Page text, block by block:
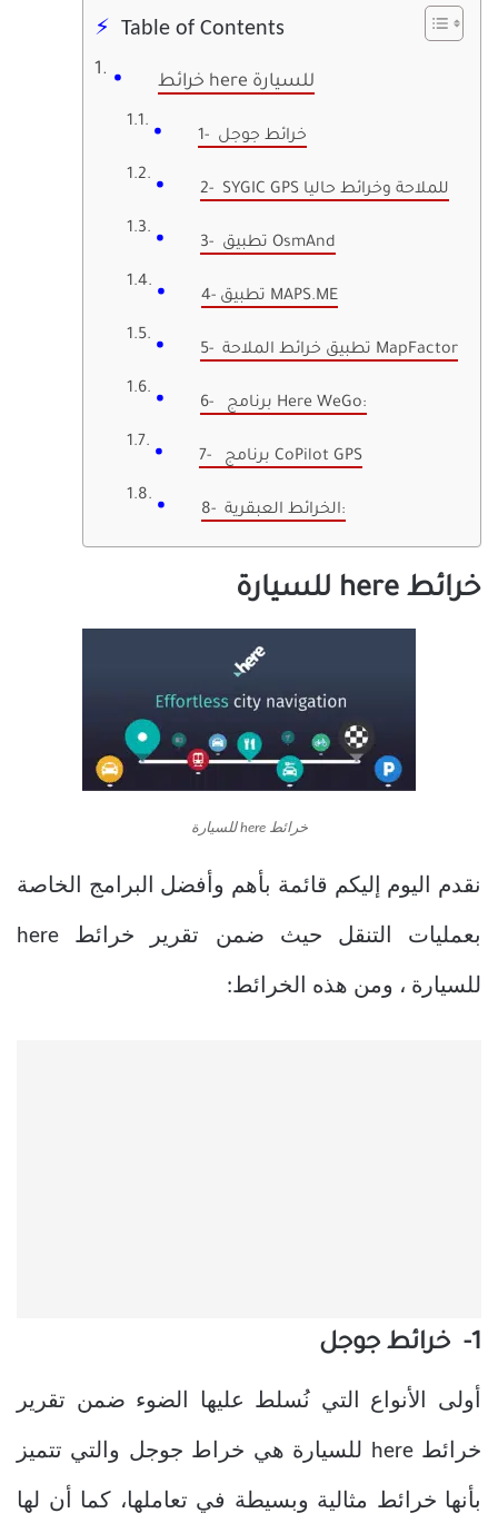
Table of Contents
خرائط here للسيارة
1- خرائط جوجل
2- SYGIC GPS للملاحة وخرائط حاليا
3- تطبيق OsmAnd
4- تطبيق MAPS.ME
5- تطبيق خرائط الملاحة MapFactor
6- برنامج Here WeGo:
7- برنامج CoPilot GPS
8- الخرائط العبقرية:
خرائط here للسيارة
خرائط here للسيارة
نقدم اليوم إليكم قائمة بأهم وأفضل البرامج الخاصة
بعمليات التنقل حيث ضمن تقرير خرائط here
للسيارة ، ومن هذه الخرائط:
1- خرائط جوجل
أولى الأنواع التي نُسلط عليها الضوء ضمن تقرير
خرائط here للسيارة هي خراط جوجل والتي تتميز
بأنها خرائط مثالية وبسيطة في تعاملها، كما أن لها